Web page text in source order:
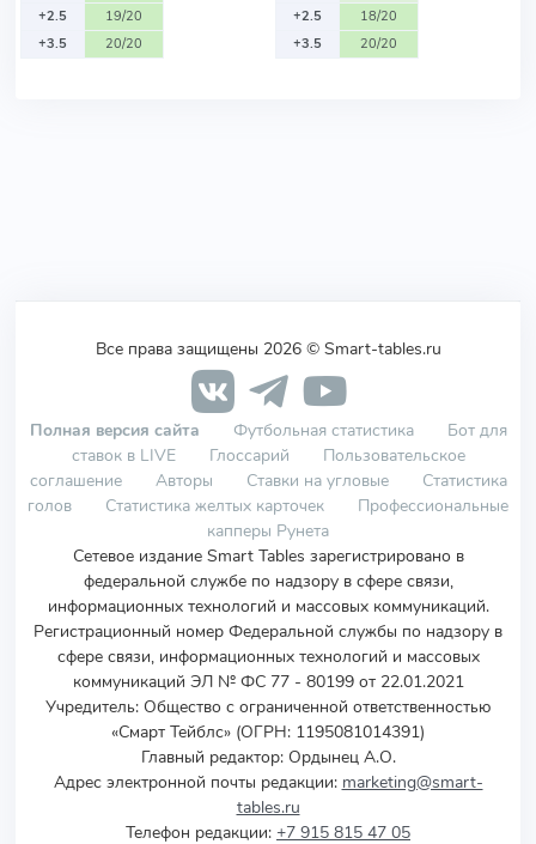
+2.5
19/20
+3.5
20/20
+2.5
18/20
+3.5
20/20
Все права защищены 2026 © Smart-tables.ru
Полная версия сайта Футбольная статистика
Бот для
ставок в LIVE
Глоссарий
Пользовательское
соглашение
Авторы Ставки на угловые
Статистика
голов
Статистика желтых карточек
Профессиональные
капперы Рунета
Сетевое издание Smart Tables зарегистрировано в
федеральной службе по надзору в сфере связи,
информационных технологий и массовых коммуникаций.
Регистрационный номер Федеральной службы по надзору в
сфере связи, информационных технологий и массовых
коммуникаций ЭЛ № ФС 77 - 80199 от 22.01.2021
Учредитель: Общество с ограниченной ответственностью
«Смарт Тейблс» (ОГРН: 1195081014391)
Главный редактор: Ордынец А.О.
Адрес электронной почты редакции: marketing@smart-
tables.ru
Телефон редакции: +7 915 815 47 05